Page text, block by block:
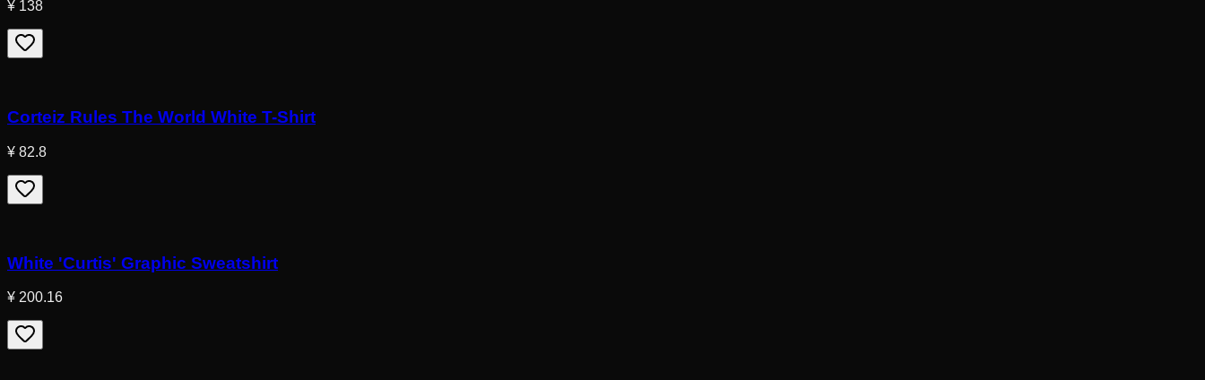
¥ 138
Corteiz Rules The World White T-Shirt
¥ 82.8
White 'Curtis' Graphic Sweatshirt
¥ 200.16